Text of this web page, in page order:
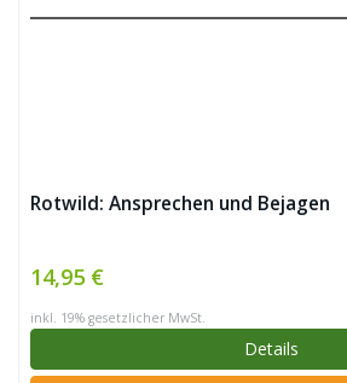
Rotwild: Ansprechen und Bejagen
14,95 €
inkl. 19% gesetzlicher MwSt.
Details